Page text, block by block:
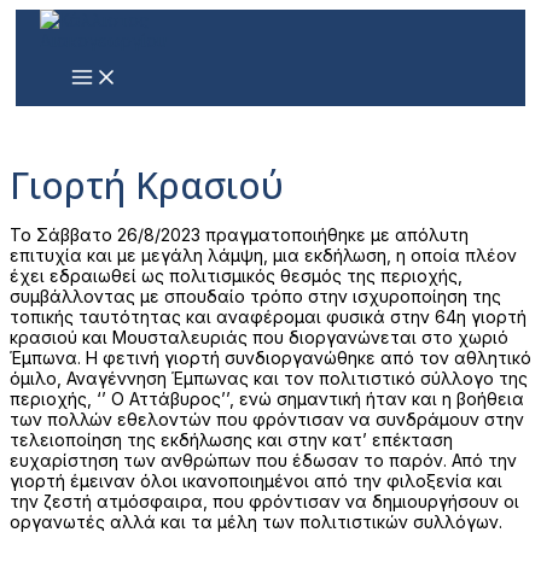
Μετάβαση
MAIN
MENU
Γιορτή Κρασιού
Το Σάββατο 26/8/2023 πραγματοποιήθηκε με απόλυτη
επιτυχία και με μεγάλη λάμψη, μια εκδήλωση, η οποία πλέον
έχει εδραιωθεί ως πολιτισμικός θεσμός της περιοχής,
συμβάλλοντας με σπουδαίο τρόπο στην ισχυροποίηση της
τοπικής ταυτότητας και αναφέρομαι φυσικά στην 64η γιορτή
κρασιού και Μουσταλευριάς που διοργανώνεται στο χωριό
Έμπωνα. Η φετινή γιορτή συνδιοργανώθηκε από τον αθλητικό
όμιλο, Αναγέννηση Έμπωνας και τον πολιτιστικό σύλλογο της
περιοχής, ‘’ Ο Αττάβυρος’’, ενώ σημαντική ήταν και η βοήθεια
των πολλών εθελοντών που φρόντισαν να συνδράμουν στην
τελειοποίηση της εκδήλωσης και στην κατ’ επέκταση
ευχαρίστηση των ανθρώπων που έδωσαν το παρόν. Από την
γιορτή έμειναν όλοι ικανοποιημένοι από την φιλοξενία και
την ζεστή ατμόσφαιρα, που φρόντισαν να δημιουργήσουν οι
οργανωτές αλλά και τα μέλη των πολιτιστικών συλλόγων.